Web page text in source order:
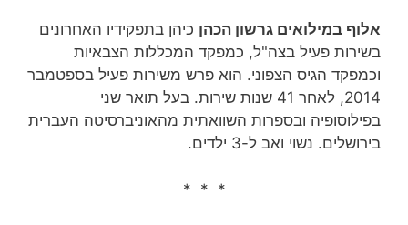
אלוף במילואים גרשון הכהן כיהן בתפקידיו האחרונים
בשירות פעיל בצה"ל, כמפקד המכללות הצבאיות
וכמפקד הגיס הצפוני. הוא פרש משירות פעיל בספטמבר
2014, לאחר 41 שנות שירות‏. בעל תואר שני
בפילוסופיה ובספרות השוואתית מהאוניברסיטה העברית
בירושלים. נשוי ואב ל-3 ילדים.
* * *